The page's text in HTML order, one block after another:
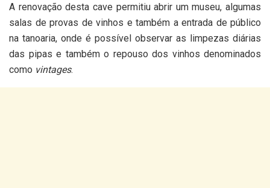
A renovação desta cave permitiu abrir um museu, algumas
salas de provas de vinhos e também a entrada de público
na tanoaria, onde é possível observar as limpezas diárias
das pipas e também o repouso dos vinhos denominados
como vintages.